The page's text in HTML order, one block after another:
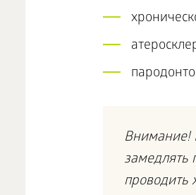
Внимание!
замедлять
проводить